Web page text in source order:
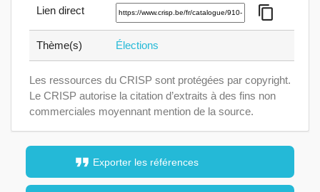
format_quote Exporter les références
Lien direct content_copy
Thème(s) Élections
Les ressources du CRISP sont protégées par copyright.
Le CRISP autorise la citation d’extraits à des fins non
commerciales moyennant mention de la source.